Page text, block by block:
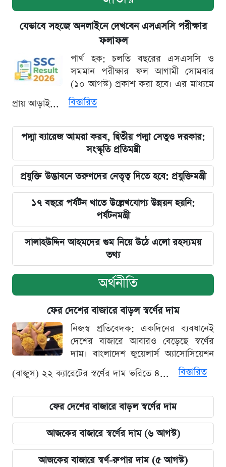
যেভাবে সহজে অনলাইনে দেখবেন এসএসসি পরীক্ষার
ফলাফল
পার্থ হক: চলতি বছরের এসএসসি ও
সমমান পরীক্ষার ফল আগামী সোমবার
(১০ আগস্ট) প্রকাশ করা হবে। এর মাধ্যমে
প্রায় আড়াই...
বিস্তারিত
পদ্মা ব্যারেজ আমরা করব, দ্বিতীয় পদ্মা সেতুও দরকার:
সংস্কৃতি প্রতিমন্ত্রী
প্রযুক্তি উদ্ভাবনে তরুণদের নেতৃত্ব দিতে হবে: প্রযুক্তিমন্ত্রী
১৭ বছরে পর্যটন খাতে উল্লেখযোগ্য উন্নয়ন হয়নি:
পর্যটনমন্ত্রী
সালাহউদ্দিন আহমদের গুম নিয়ে উঠে এলো রহস্যময়
তথ্য
অর্থনীতি
ফের দেশের বাজারে বাড়ল স্বর্ণের দাম
নিজস্ব প্রতিবেদক: একদিনের ব্যবধানেই
দেশের বাজারে আবারও বেড়েছে স্বর্ণের
দাম। বাংলাদেশ জুয়েলার্স অ্যাসোসিয়েশন
(বাজুস) ২২ ক্যারেটের স্বর্ণের দাম ভরিতে ৪...
বিস্তারিত
ফের দেশের বাজারে বাড়ল স্বর্ণের দাম
আজকের বাজারে স্বর্ণের দাম (৬ আগস্ট)
আজকের বাজারে স্বর্ণ-রুপার দাম (৫ আগস্ট)